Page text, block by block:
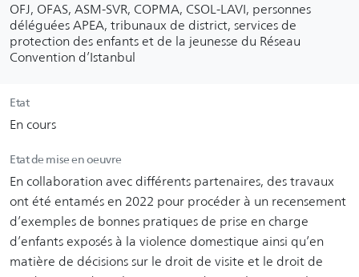
OFJ, OFAS, ASM-SVR, COPMA, CSOL-LAVI, personnes
déléguées APEA, tribunaux de district, services de
protection des enfants et de la jeunesse du Réseau
Convention d’Istanbul
Etat
En cours
Etat de mise en oeuvre
En collaboration avec différents partenaires, des travaux
ont été entamés en 2022 pour procéder à un recensement
d’exemples de bonnes pratiques de prise en charge
d’enfants exposés à la violence domestique ainsi qu’en
matière de décisions sur le droit de visite et le droit de